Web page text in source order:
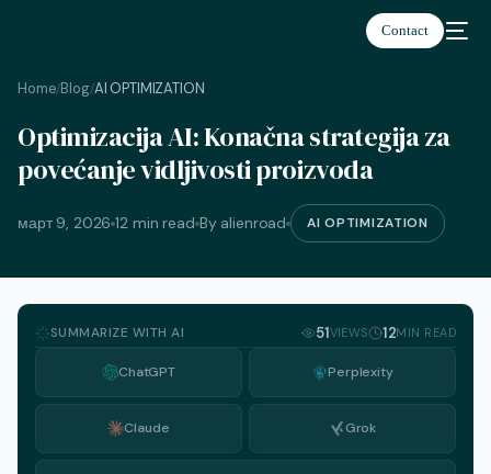
Contact
Home/Blog/AI OPTIMIZATION
Optimizacija AI: Konačna strategija za
povećanje vidljivosti proizvoda
март 9, 2026 12 min read By alienroad AI OPTIMIZATION
SUMMARIZE WITH AI 51VIEWS 12MIN READ
ChatGPT Perplexity
Claude Grok
српски